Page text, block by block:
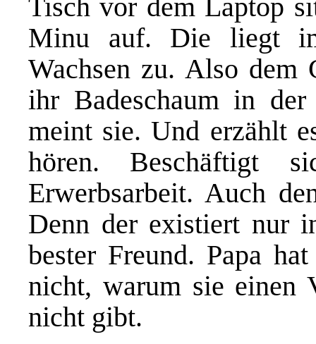
Tisch vor dem Laptop
Minu auf. Die liegt
Wachsen zu. Also
ihr Badeschaum in
meint sie. Und erzählt
hören. Beschäftigt
Erwerbsarbeit. Auch
Denn der existiert nur
bester Freund. Papa
nicht, warum sie einen
nicht gibt.